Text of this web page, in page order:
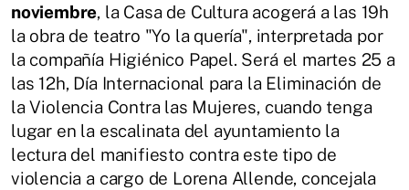
noviembre, la Casa de Cultura acogerá a las 19h
la obra de teatro "Yo la quería", interpretada por
la compañía Higiénico Papel. Será el martes 25 a
las 12h, Día Internacional para la Eliminación de
la Violencia Contra las Mujeres, cuando tenga
lugar en la escalinata del ayuntamiento la
lectura del manifiesto contra este tipo de
violencia a cargo de Lorena Allende, concejala